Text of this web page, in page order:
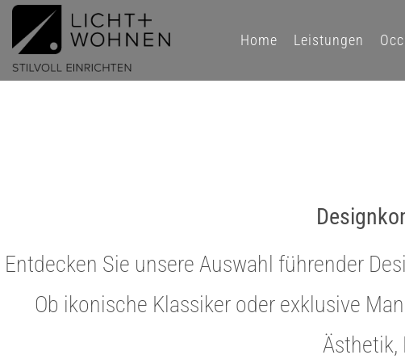
Home Leistungen
Entdecken Sie unsere Auswahl führender
Ob ikonische Klassiker oder exklusive